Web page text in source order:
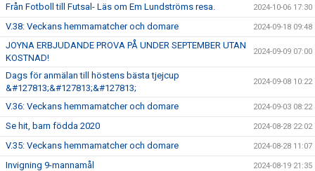
Från Fotboll till Futsal- Läs om Em Lundströms resa. 2024-10-06 17:30
V.38: Veckans hemmamatcher och domare 2024-09-18 09:48
JOYNA ERBJUDANDE PROVA PÅ UNDER SEPTEMBER UTAN
KOSTNAD!
2024-09-09 07:00
Dags för anmälan till höstens bästa tjejcup
&#127813;&#127813;&#127813;
2024-09-08 10:22
V.36: Veckans hemmamatcher och domare 2024-09-03 08:22
Se hit, barn födda 2020 2024-08-28 22:02
V.35: Veckans hemmamatcher och domare 2024-08-28 11:07
Invigning 9-mannamål 2024-08-19 21:35